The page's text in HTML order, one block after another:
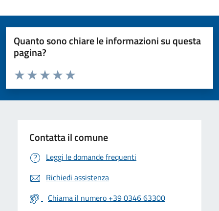
Quanto sono chiare le informazioni su questa
pagina?
Valuta da 1 a 5 stelle la pagina
Valuta 5 stelle su 5
Valuta 4 stelle su 5
Valuta 3 stelle su 5
Valuta 2 stelle su 5
Valuta 1 stelle su 5
Contatta il comune
Leggi le domande frequenti
Richiedi assistenza
Chiama il numero +39 0346 63300